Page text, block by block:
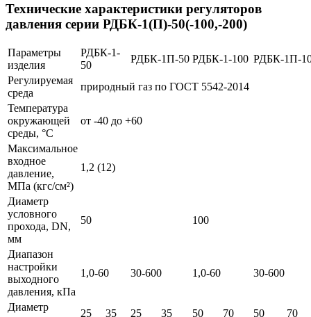
Технические характеристики регуляторов
давления серии РДБК-1(П)-50(-100,-200)
Параметры
изделия
РДБК-1-
50
РДБК-1П-50 РДБК-1-100 РДБК-1П-
Регулируемая
среда
природный газ по ГОСТ 5542-2014
Температура
окружающей
среды, °С
от -40 до +60
Максимальное
входное
давление,
МПа (кгс/см²)
1,2 (12)
Диаметр
условного
прохода, DN,
мм
50 100
Диапазон
настройки
выходного
давления, кПа
1,0-60 30-600 1,0-60 30-600
Диаметр
25 35 25 35 50 70 50 70